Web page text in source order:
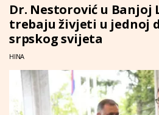
Dr. Nestorović u Banjoj
trebaju živjeti u jednoj
srpskog svijeta
HINA